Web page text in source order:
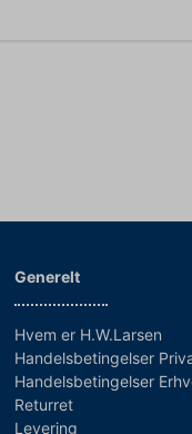
Generelt
Hvem er H.W.Larsen
Handelsbetingelser
Handelsbetingelser
Returret
Levering